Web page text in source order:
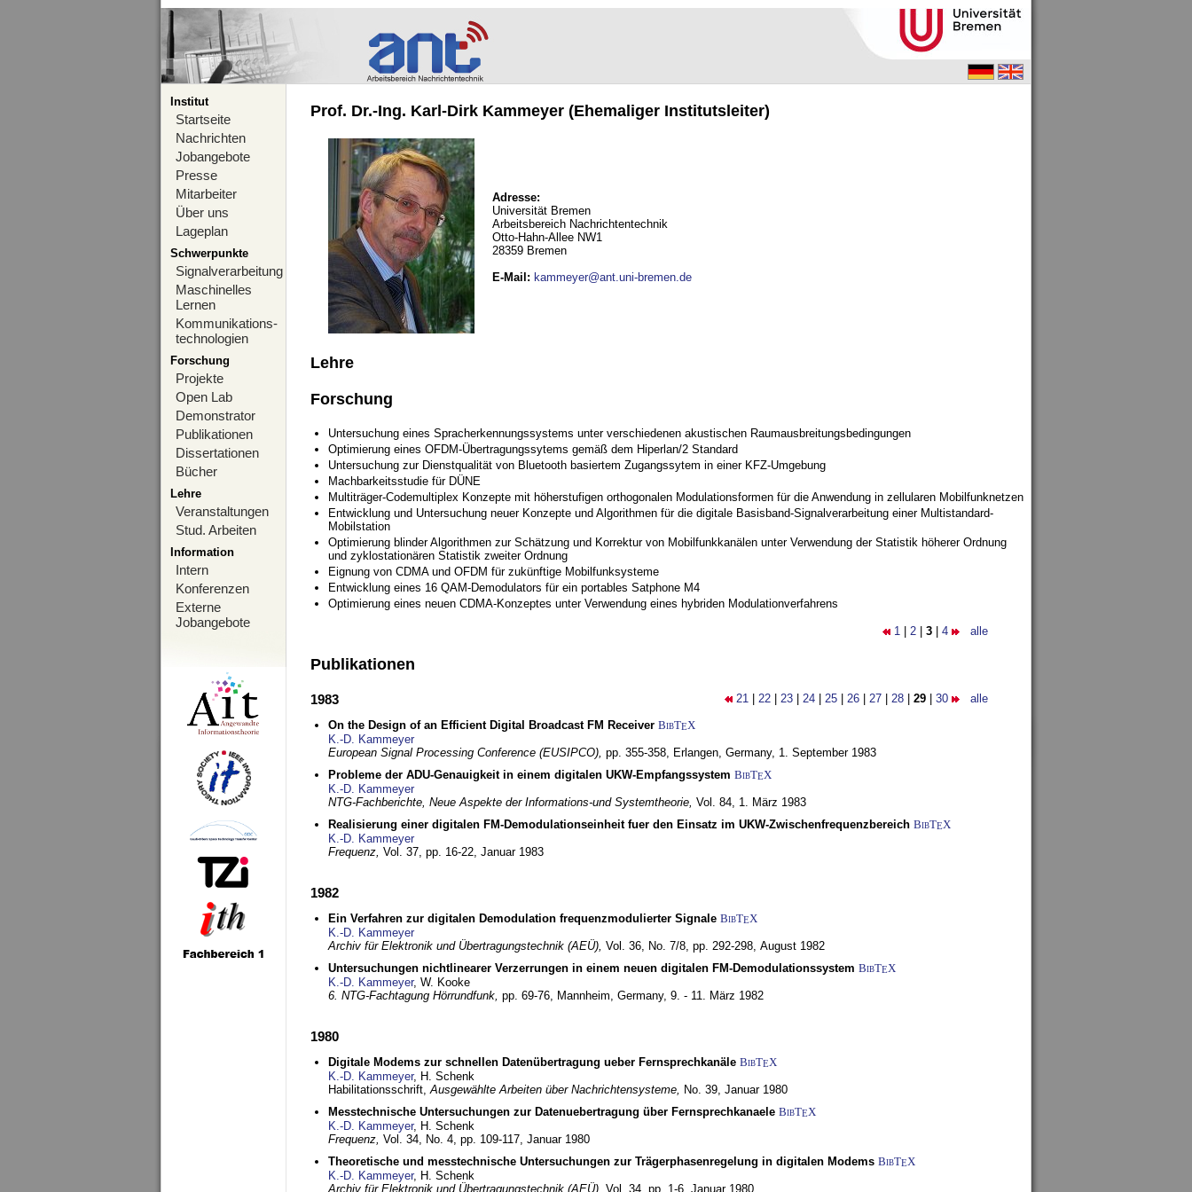
Institut
Startseite
Nachrichten
Jobangebote
Presse
Mitarbeiter
Über uns
Lageplan
Schwerpunkte
Signalverarbeitung
Maschinelles
Lernen
Kommunikations-
technologien
Forschung
Projekte
Open Lab
Demonstrator
Publikationen
Dissertationen
Bücher
Lehre
Veranstaltungen
Stud. Arbeiten
Information
Intern
Konferenzen
Externe
Jobangebote
Prof. Dr.-Ing. Karl-Dirk Kammeyer (Ehemaliger Institutsleiter)
Adresse:
Universität Bremen
Arbeitsbereich Nachrichtentechnik
Otto-Hahn-Allee NW1
28359 Bremen
E-Mail : kammeyer@ant.uni-bremen.de
Lehre
Forschung
Untersuchung eines Spracherkennungssystems unter verschiedenen akustischen Raumausbreitungsbedingungen
Optimierung eines OFDM-Übertragungssytems gemäß dem Hiperlan/2 Standard
Untersuchung zur Dienstqualität von Bluetooth basiertem Zugangssytem in einer KFZ-Umgebung
Machbarkeitsstudie für DÜNE
Multiträger-Codemultiplex Konzepte mit höherstufigen orthogonalen Modulationsformen für die Anwendung in zellularen Mobilfunknetzen
Entwicklung und Untersuchung neuer Konzepte und Algorithmen für die digitale Basisband-Signalverarbeitung einer Multistandard-
Mobilstation
Optimierung blinder Algorithmen zur Schätzung und Korrektur von Mobilfunkkanälen unter Verwendung der Statistik höherer Ordnung
und zyklostationären Statistik zweiter Ordnung
Eignung von CDMA und OFDM für zukünftige Mobilfunksysteme
Entwicklung eines 16 QAM-Demodulators für ein portables Satphone M4
Optimierung eines neuen CDMA-Konzeptes unter Verwendung eines hybriden Modulationverfahrens
1 2 3 4 alle
Publikationen
21 22 23 24 25 26 27 28 29 30 alle
1983
On the Design of an Efficient Digital Broadcast FM Receiver BibTEX
K.-D. Kammeyer
European Signal Processing Conference (EUSIPCO), pp. 355-358, Erlangen, Germany, 1. September 1983
Probleme der ADU-Genauigkeit in einem digitalen UKW-Empfangssystem BibTEX
K.-D. Kammeyer
NTG-Fachberichte, Neue Aspekte der Informations-und Systemtheorie, Vol. 84, 1. März 1983
Realisierung einer digitalen FM-Demodulationseinheit fuer den Einsatz im UKW-Zwischenfrequenzbereich BibTEX
K.-D. Kammeyer
Frequenz, Vol. 37, pp. 16-22, Januar 1983
1982
Ein Verfahren zur digitalen Demodulation frequenzmodulierter Signale BibTEX
K.-D. Kammeyer
Archiv für Elektronik und Übertragungstechnik (AEÜ), Vol. 36, No. 7/8, pp. 292-298, August 1982
Untersuchungen nichtlinearer Verzerrungen in einem neuen digitalen FM-Demodulationssystem BibTEX
K.-D. Kammeyer, W. Kooke
6. NTG-Fachtagung Hörrundfunk, pp. 69-76, Mannheim, Germany, 9. - 11. März 1982
1980
Digitale Modems zur schnellen Datenübertragung ueber Fernsprechkanäle BibTEX
K.-D. Kammeyer, H. Schenk
Habilitationsschrift,Ausgewählte Arbeiten über Nachrichtensysteme, No. 39, Januar 1980
Messtechnische Untersuchungen zur Datenuebertragung über Fernsprechkanaele BibTEX
K.-D. Kammeyer, H. Schenk
Frequenz, Vol. 34, No. 4, pp. 109-117, Januar 1980
Theoretische und messtechnische Untersuchungen zur Trägerphasenregelung in digitalen Modems BibTEX
K.-D. Kammeyer, H. Schenk
Archiv für Elektronik und Übertragungstechnik (AEÜ), Vol. 34, pp. 1-6, Januar 1980